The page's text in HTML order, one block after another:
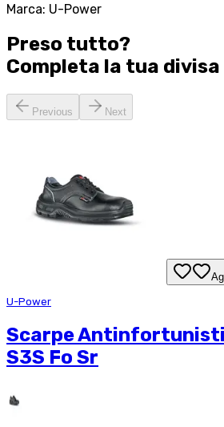
Marca: U-Power
Preso tutto?
Completa la tua divisa
Previous Next
U-Power
Scarpe
S3S Fo Sr